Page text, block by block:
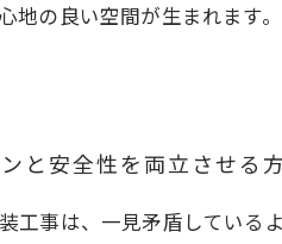
地の良い空間が生まれます
と安全性を両立させる
工事は、一見矛盾してい